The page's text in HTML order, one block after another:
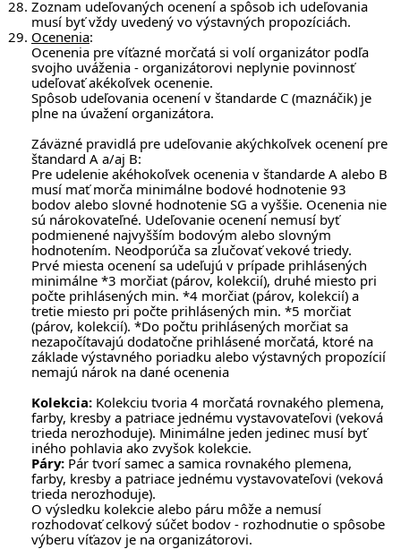
Zoznam udeľovaných ocenení a spôsob ich udeľovania
musí byť vždy uvedený vo výstavných propozíciách.
Ocenenia:
Ocenenia pre víťazné morčatá si volí organizátor podľa
svojho uváženia - organizátorovi neplynie povinnosť
udeľovať akékoľvek ocenenie.
Spôsob udeľovania ocenení v štandarde C (maznáčik) je
plne na úvažení organizátora.
Záväzné pravidlá pre udeľovanie akýchkoľvek ocenení pre
štandard A a/aj B:
Pre udelenie akéhokoľvek ocenenia v štandarde A alebo B
musí mať morča minimálne bodové hodnotenie 93
bodov alebo slovné hodnotenie SG a vyššie. Ocenenia nie
sú nárokovateľné. Udeľovanie ocenení nemusí byť
podmienené najvyšším bodovým alebo slovným
hodnotením. Neodporúča sa zlučovať vekové triedy.
Prvé miesta ocenení sa udeľujú v prípade prihlásených
minimálne *3 morčiat (párov, kolekcií), druhé miesto pri
počte prihlásených min. *4 morčiat (párov, kolekcií) a
tretie miesto pri počte prihlásených min. *5 morčiat
(párov, kolekcií). *Do počtu prihlásených morčiat sa
nezapočítavajú dodatočne prihlásené morčatá, ktoré na
základe výstavného poriadku alebo výstavných propozícií
nemajú nárok na dané ocenenia
Kolekcia: Kolekciu tvoria 4 morčatá rovnakého plemena,
farby, kresby a patriace jednému vystavovateľovi (veková
trieda nerozhoduje). Minimálne jeden jedinec musí byť
iného pohlavia ako zvyšok kolekcie.
Páry: Pár tvorí samec a samica rovnakého plemena,
farby, kresby a patriace jednému vystavovateľovi (veková
trieda nerozhoduje).
O výsledku kolekcie alebo páru môže a nemusí
rozhodovať celkový súčet bodov - rozhodnutie o spôsobe
výberu víťazov je na organizátorovi.